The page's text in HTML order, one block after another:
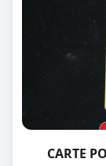
CARTE